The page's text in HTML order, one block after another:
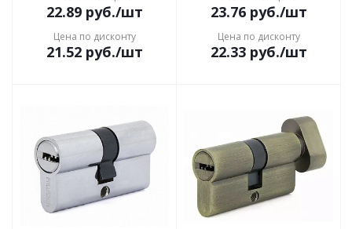
22.89руб./шт
Цена по дисконту
21.52руб./шт
23.76руб./шт
Цена по дисконту
22.33руб./шт